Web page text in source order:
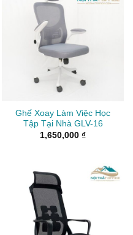
Ghế Xoay Làm Việc Học
Tập Tại Nhà GLV-16
1,650,000 ₫